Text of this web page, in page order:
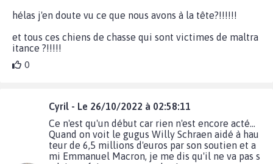
hélas j'en doute vu ce que nous avons à la tête?!!!!!!
et tous ces chiens de chasse qui sont victimes de maltra
itance ?!!!!!
0
Cyril - Le 26/10/2022 à 02:58:11
Ce n'est qu'un début car rien n'est encore acté...
Quand on voit le gugus Willy Schraen aidé à hau
teur de 6,5 millions d'euros par son soutien et a
mi Emmanuel Macron, je me dis qu'il ne va pas s